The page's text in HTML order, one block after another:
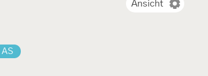
Ansicht
AS